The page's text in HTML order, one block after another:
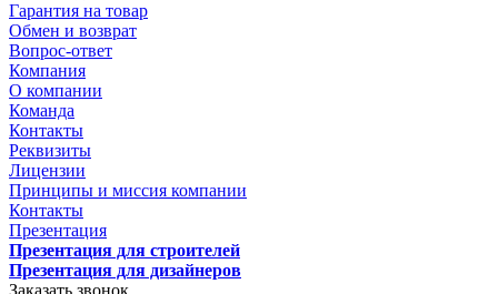
Гарантия на товар
Обмен и возврат
Вопрос-ответ
Компания
О компании
Команда
Контакты
Реквизиты
Лицензии
Принципы и миссия компании
Контакты
Презентация
Презентация для строителей
Презентация для дизайнеров
Заказать звонок